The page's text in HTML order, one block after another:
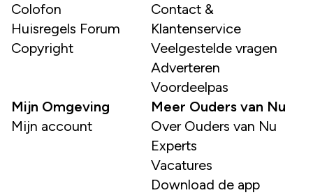
Colofon
Huisregels Forum
Copyright
Contact &
Klantenservice
Veelgestelde vragen
Adverteren
Voordeelpas
Mijn Omgeving
Mijn account
Meer Ouders van Nu
Over Ouders van Nu
Experts
Vacatures
Download de app